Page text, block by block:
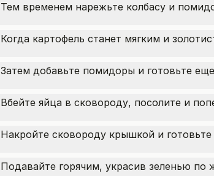
Тем временем нарежьте колбасу и
Когда картофель станет мягким и
Затем добавьте помидоры и готовьте
Вбейте яйца в сковороду, посолите и
Накройте сковороду крышкой и
Подавайте горячим, украсив зеленью по